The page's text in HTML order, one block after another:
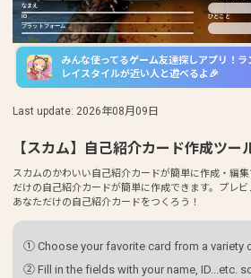
なまえ
ID
プラットフォーム
ひとこと
みんな使ってるゲーム友達探しアプリ！ラ
レイスタイルが近い人と遊べるよ🎉
Last update: 2026年08月09日
【スカム】自己紹介カード作成ツー
スカムのかわいい自己紹介カードが簡単に作成・編
だけの自己紹介カードが簡単に作成できます。プレ
あなただけの自己紹介カードをつくろう！
① Choose your favorite card from a variety
② Fill in the fields with your name, ID...etc.